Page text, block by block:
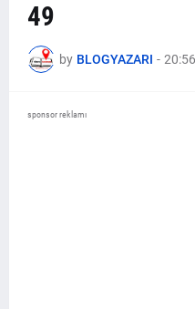
49
by BLOGYAZARI -
sponsor reklamı